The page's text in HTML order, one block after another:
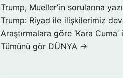
Trump, Mueller’in sorularına
Trump: Riyad ile ilişkilerimiz
Araştırmalara göre ‘Kara
Tümünü gör DÜNYA →